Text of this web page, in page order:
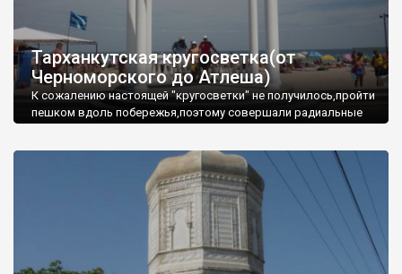
Тарханкутская кругосветка(от
Черноморского до Атлеша)
К сожалению настоящей "кругосветки" не получилось,пройти
пешком вдоль побережья,поэтому совершали радиальные